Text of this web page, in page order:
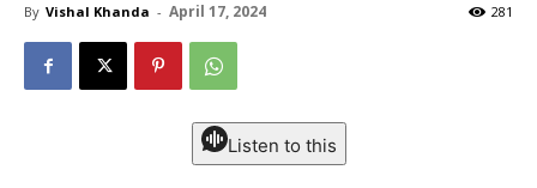
By Vishal Khanda - April 17, 2024 281
Listen to this